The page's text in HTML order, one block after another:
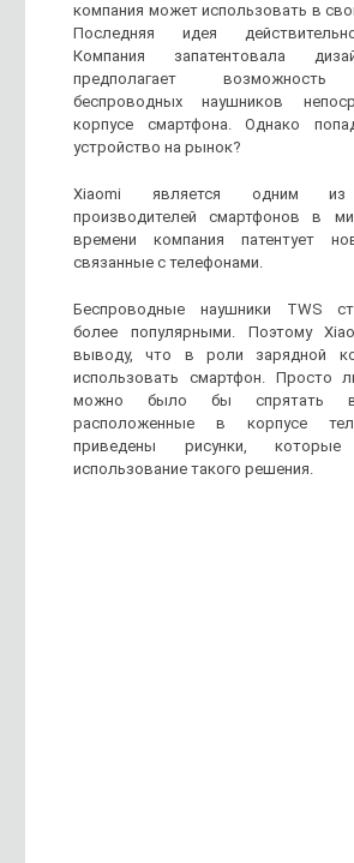
компания может использовать в
Последняя идея
Компания запатентовала
предполагает возможность
беспроводных наушников
корпусе смартфона. Однако
устройство на рынок?
Xiaomi является одним из
производителей смартфонов в
времени компания патентует
связанные с телефонами.
Беспроводные наушники TWS
более популярными. Поэтому
выводу, что в роли зарядной
использовать смартфон. Просто
можно было бы спрятать в
расположенные в корпусе
приведены рисунки, которые
использование такого решения.